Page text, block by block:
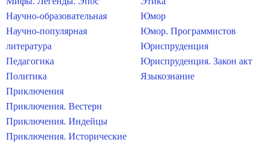
Научно-образовательная
Научно-популярная
литература
Педагогика
Политика
Приключения
Приключения. Вестерн
Приключения. Индейцы
Приключения. Исторические
Юмор
Юмор. Программистов
Юриспруденция
Юриспруденция. Закон акт
Языкознание